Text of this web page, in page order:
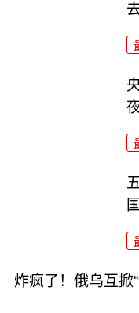
炸疯了！俄乌互掀